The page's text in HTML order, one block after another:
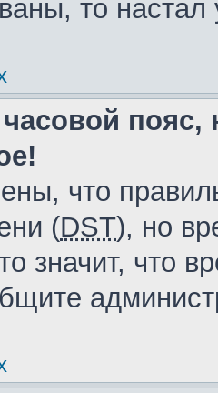
то
пояс,
что
(DST), но
значит, что